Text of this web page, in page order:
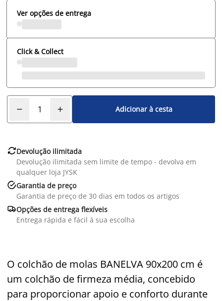
Ver opções de entrega
Click & Collect
Adicionar à cesta
Devolução ilimitada
Devolução ilimitada sem limite de tempo - devolva em
qualquer loja JYSK
Garantia de preço
Garantia de preço de 30 dias em todos os artigos
Opções de entrega flexíveis
Entrega rápida e fácil à sua escolha
O colchão de molas BANELVA 90x200 cm é
um colchão de firmeza média, concebido
para proporcionar apoio e conforto durante